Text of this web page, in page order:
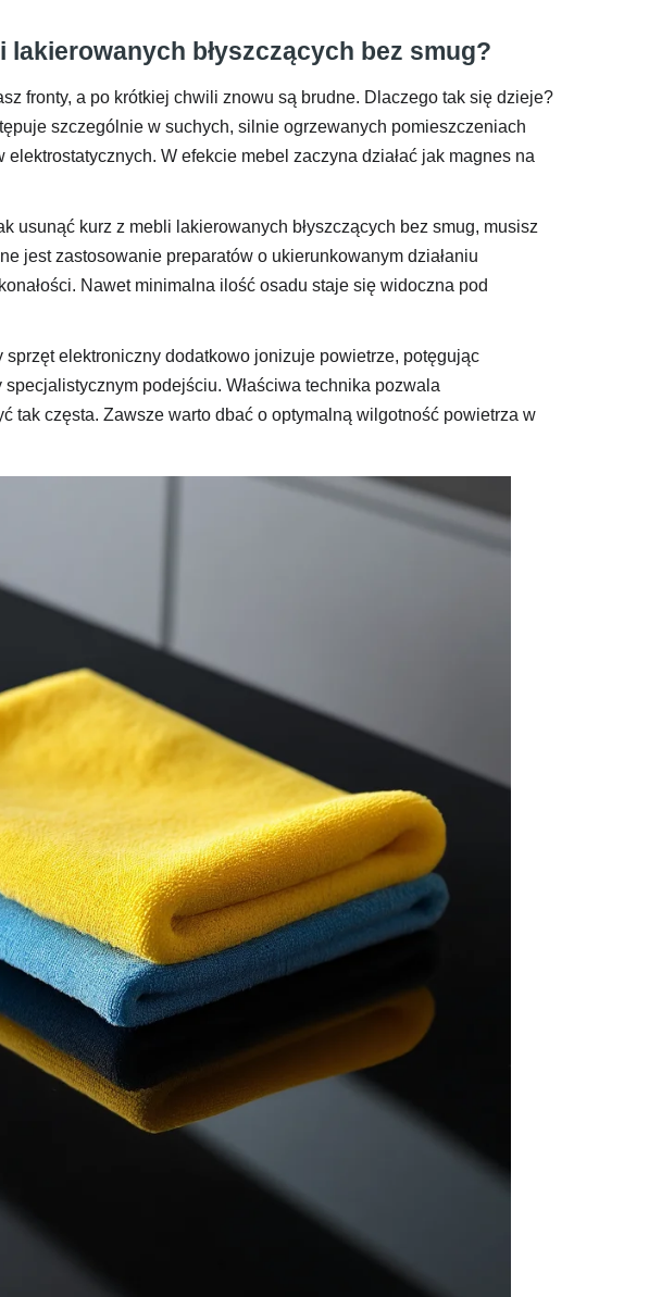
błyszczących bez smug?
fronty, a po krótkiej chwili znowu są brudne. Dlaczego tak się dzieje?
szczególnie w suchych, silnie ogrzewanych pomieszczeniach
W efekcie mebel zaczyna działać jak magnes na
kurz z mebli lakierowanych błyszczących bez smug, musisz
jest zastosowanie preparatów o ukierunkowanym działaniu
Nawet minimalna ilość osadu staje się widoczna pod
elektroniczny dodatkowo jonizuje powietrze, potęgując
podejściu. Właściwa technika pozwala
częsta. Zawsze warto dbać o optymalną wilgotność powietrza w